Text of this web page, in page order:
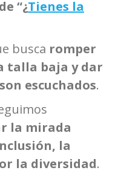
“¿Tienes la
busca romper
talla baja y dar
escuchados.
la mirada
la
la diversidad.